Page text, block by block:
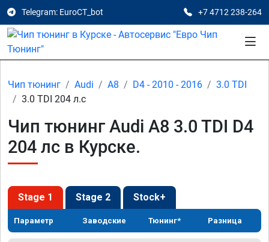
Telegram: EuroCT_bot +7 4712 238-264
Чип тюнинг Audi A8 D4 - 2010 - 2016
3.0 TDI
3.0 TDI 204 л.с
Чип тюнинг Audi A8 3.0 TDI D4
204 лс в Курске.
Stage 1 Stage 2 Stock+
Параметр Заводские Тюнинг* Разница